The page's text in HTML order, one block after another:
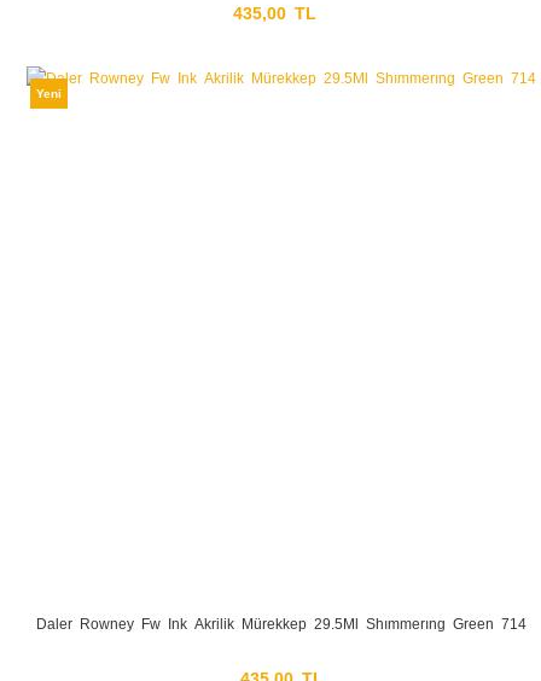
435,00 TL
Yeni
Daler Rowney Fw Ink Akrilik Mürekkep 29.5Ml Shımmerıng Green 714
435,00 TL